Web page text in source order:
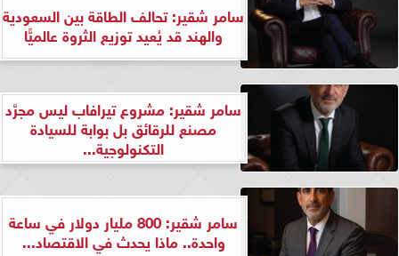
سامر شقير: تحالف الطاقة بين السعودية
والهند قد يُعيد توزيع الثروة عالميًّا
سامر شقير: مشروع تيرافاب ليس مجرَّد
مصنع للرقائق بل بوابة للسيادة
التكنولوجية...
سامر شقير: 800 مليار دولار في ساعة
واحدة.. ماذا يحدث في الاقتصاد...